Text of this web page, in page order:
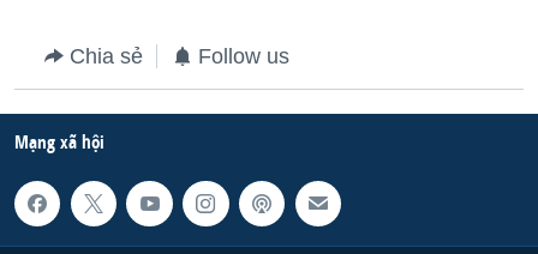
QUAN HỆ VIỆT MỸ
Chia sẻ Follow us
Mạng xã hội